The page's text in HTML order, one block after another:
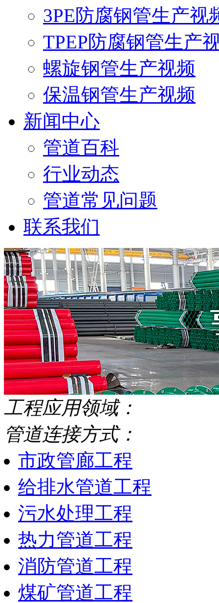
3PE防腐钢管生产视
TPEP防腐钢管生产
螺旋钢管生产视频
保温钢管生产视频
新闻中心
管道百科
行业动态
管道常见问题
联系我们
工程应用领域：
管道连接方式：
市政管廊工程
给排水管道工程
污水处理工程
热力管道工程
消防管道工程
煤矿管道工程